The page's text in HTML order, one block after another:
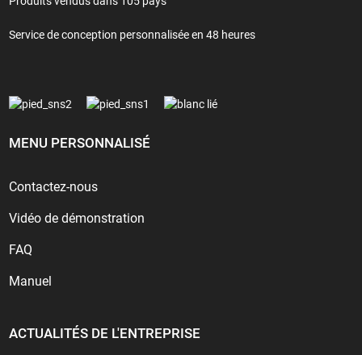
Service de conception personnalisée en 48 heures
MENU PERSONNALISÉ
Contactez-nous
Vidéo de démonstration
FAQ
Manuel
ACTUALITÉS DE L'ENTREPRISE